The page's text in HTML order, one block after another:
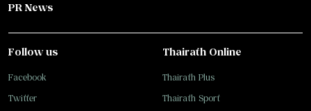
PR News
Follow us
Facebook
Twitter
Thairath Online
Thairath Plus
Thairath Sport